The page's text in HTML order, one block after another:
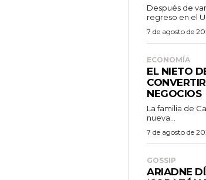
Después de
regreso en el
7 de agosto de
ECONOMÍA
EL NIETO
NEGOCIOS
La familia de
nueva...
7 de agosto de
GOSSIP
ARIADNE